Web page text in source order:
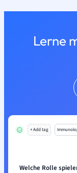
Lerne
+ Add tag
Welche Rolle